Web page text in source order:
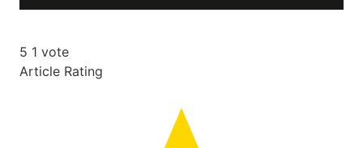
5 1 vote
Article Rating